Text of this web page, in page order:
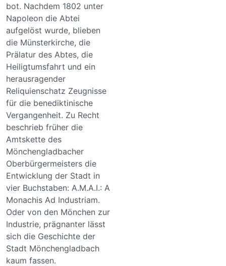
bot. Nachdem 1802 unter
Napoleon die Abtei
aufgelöst wurde, blieben
die Münsterkirche, die
Prälatur des Abtes, die
Heiligtumsfahrt und ein
herausragender
Reliquienschatz Zeugnisse
für die benediktinische
Vergangenheit. Zu Recht
beschrieb früher die
Amtskette des
Mönchengladbacher
Oberbürgermeisters die
Entwicklung der Stadt in
vier Buchstaben: A.M.A.I.: A
Monachis Ad Industriam.
Oder von den Mönchen zur
Industrie, prägnanter lässt
sich die Geschichte der
Stadt Mönchengladbach
kaum fassen.